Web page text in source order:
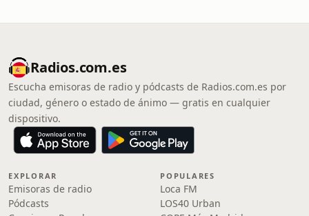
Radios.com.es
Escucha emisoras de radio y pódcasts de Radios.com.es por
ciudad, género o estado de ánimo — gratis en cualquier
dispositivo.
EXPLORAR
Emisoras de radio
Pódcasts
POPULARES
Loca FM
LOS40 Urban